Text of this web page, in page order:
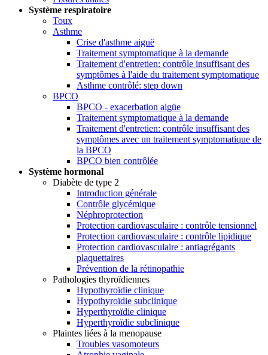
Système respiratoire
Toux
Asthme
Crise d'asthme aiguë
Traitement symptomatique à la demande
Traitement d'entretien: contrôle insuffisant des
symptômes à l'aide du traitement symptomatique
Asthme contrôlé: step down
BPCO
BPCO - exacerbation aigüe
Traitement symptomatique à la demande
Traitement d'entretien: contrôle insuffisant des
symptômes avec un traitement symptomatique de
la BPCO
BPCO bien contrôlée
Système hormonal
Diabète de type 2
Introduction générale
Contrôle glycémique
Néphroprotection
Protection cardiovasculaire : contrôle tensionnel
Protection cardiovasculaire : contrôle lipidique
Protection cardiovasculaire : antiagrégants
plaquettaires
Prévention de la rétinopathie
Pathologies thyroïdiennes
Hypothyroïdie clinique
Hypothyroïdie subclinique
Hyperthyroïdie clinique
Hyperthyroïdie subclinique
Plaintes liées à la menopause
Troubles vasomoteurs